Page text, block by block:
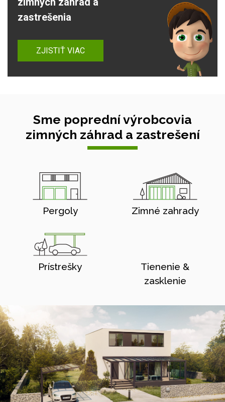
zastrešenia
ZJISTIŤ VIAC
Sme poprední výrobcovia
zimných záhrad a zastrešení
Pergoly Zimné zahrady
Prístrešky
Tienenie &
zasklenie